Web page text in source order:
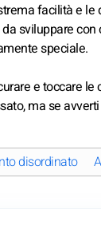
facilità e
sviluppare con
speciale.
e toccare le
ma se
disordinato